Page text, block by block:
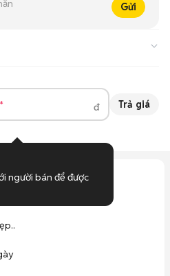
Gửi
hành ít nhất 3 tháng, hỗ trợ đổi
đ Trả giá
đầy đủ
người bán để được